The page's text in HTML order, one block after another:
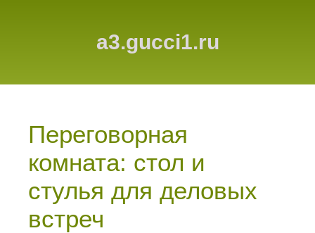
a3.gucci1.ru
Переговорная
комната: стол и
стулья для деловых
встреч